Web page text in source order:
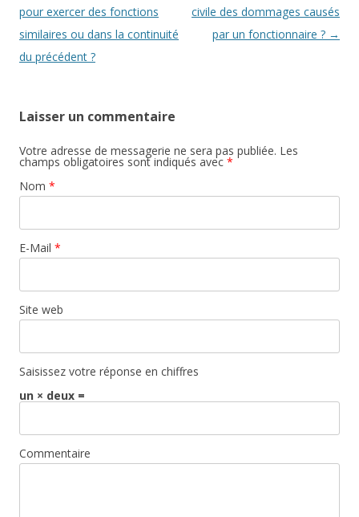
pour exercer des fonctions
similaires ou dans la continuité
du précédent ?
civile des dommages causés
par un fonctionnaire ? →
Laisser un commentaire
Votre adresse de messagerie ne sera pas publiée. Les
champs obligatoires sont indiqués avec *
Nom *
E-Mail *
Site web
Saisissez votre réponse en chiffres
un × deux =
Commentaire